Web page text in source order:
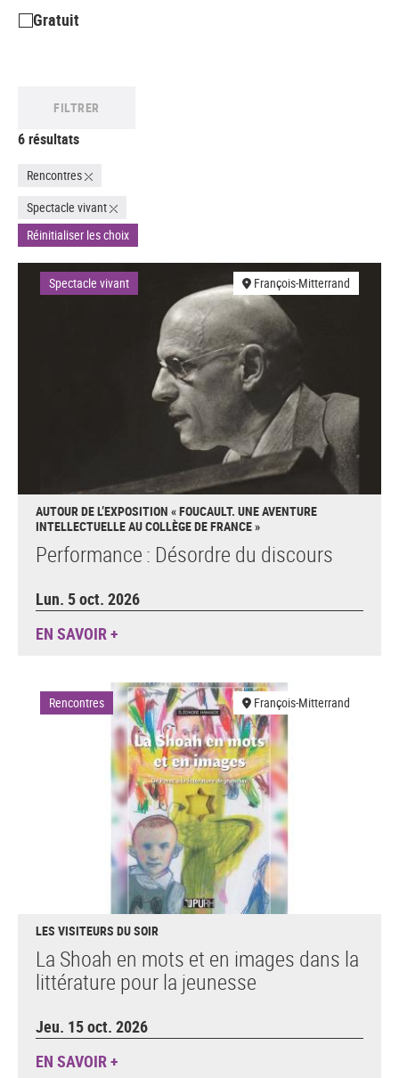
Gratuit
FILTRER
6 résultats
Rencontres
Spectacle vivant
Réinitialiser les choix
Spectacle vivant François-Mitterrand
AUTOUR DE L’EXPOSITION « FOUCAULT. UNE AVENTURE
INTELLECTUELLE AU COLLÈGE DE FRANCE »
Performance : Désordre du discours
Lun. 5 oct. 2026
EN SAVOIR +
Rencontres François-Mitterrand
LES VISITEURS DU SOIR
La Shoah en mots et en images dans la
littérature pour la jeunesse
Jeu. 15 oct. 2026
EN SAVOIR +